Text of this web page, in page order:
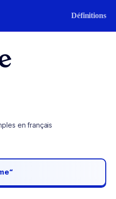
Définitions
en français